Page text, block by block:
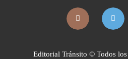
Editorial Tránsito © Todos los